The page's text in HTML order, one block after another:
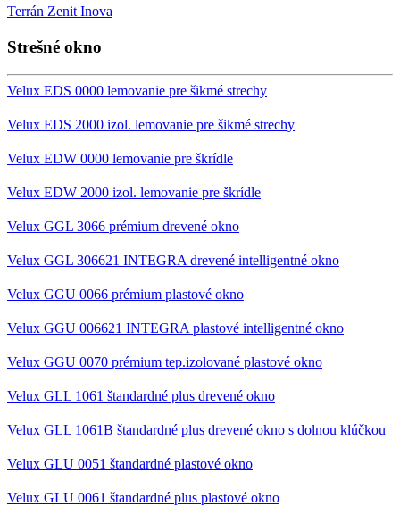
Terrán Zenit Inova
Strešné okno
Velux EDS 0000 lemovanie pre šikmé strechy
Velux EDS 2000 izol. lemovanie pre šikmé strechy
Velux EDW 0000 lemovanie pre škrídle
Velux EDW 2000 izol. lemovanie pre škrídle
Velux GGL 3066 prémium drevené okno
Velux GGL 306621 INTEGRA drevené intelligentné okno
Velux GGU 0066 prémium plastové okno
Velux GGU 006621 INTEGRA plastové intelligentné okno
Velux GGU 0070 prémium tep.izolované plastové okno
Velux GLL 1061 štandardné plus drevené okno
Velux GLL 1061B štandardné plus drevené okno s dolnou klúčkou
Velux GLU 0051 štandardné plastové okno
Velux GLU 0061 štandardné plus plastové okno